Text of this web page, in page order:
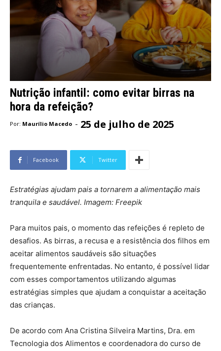
Nutrição infantil: como evitar birras na
hora da refeição?
Por: Maurílio Macedo - 25 de julho de 2025
Facebook Twitter
Estratégias ajudam pais a tornarem a alimentação mais
tranquila e saudável. Imagem: Freepik
Para muitos pais, o momento das refeições é repleto de
desafios. As birras, a recusa e a resistência dos filhos em
aceitar alimentos saudáveis são situações
frequentemente enfrentadas. No entanto, é possível lidar
com esses comportamentos utilizando algumas
estratégias simples que ajudam a conquistar a aceitação
das crianças.
De acordo com Ana Cristina Silveira Martins, Dra. em
Tecnologia dos Alimentos e coordenadora do curso de